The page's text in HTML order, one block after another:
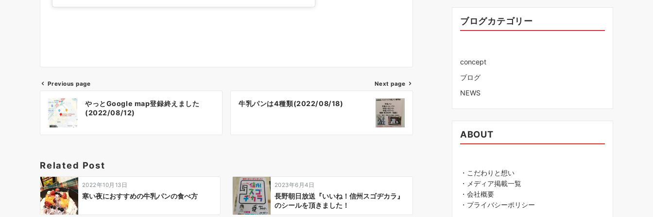
シ
ョ
ン
Previous page
やっとGoogle map登録終えました
(2022/08/12)
Next page
牛乳パンは4種類(2022/08/18)
Related Post
2022年10月13日
寒い夜におすすめの牛乳パンの食べ方
2023年6月4日
長野朝日放送『いいね！信州スゴヂカラ』
のシールを頂きました！
ブログカテゴリー
concept
ブログ
NEWS
ABOUT
・こだわりと想い
・メディア掲載一覧
・会社概要
・プライバシーポリシー